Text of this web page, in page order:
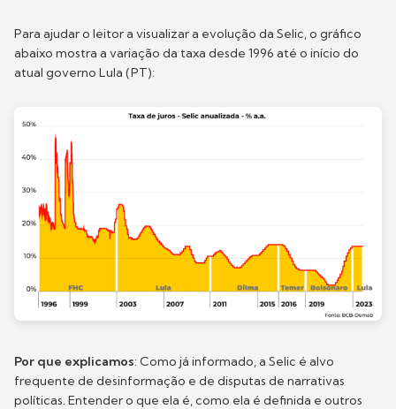
Para ajudar o leitor a visualizar a evolução da Selic, o gráfico
abaixo mostra a variação da taxa desde 1996 até o início do
atual governo Lula (PT):
Por que explicamos: Como já informado, a Selic é alvo
frequente de desinformação e de disputas de narrativas
políticas. Entender o que ela é, como ela é definida e outros